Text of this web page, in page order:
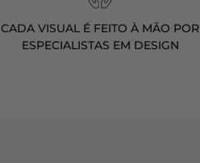
CADA VISUAL É FEITO À MÃO POR
ESPECIALISTAS EM DESIGN